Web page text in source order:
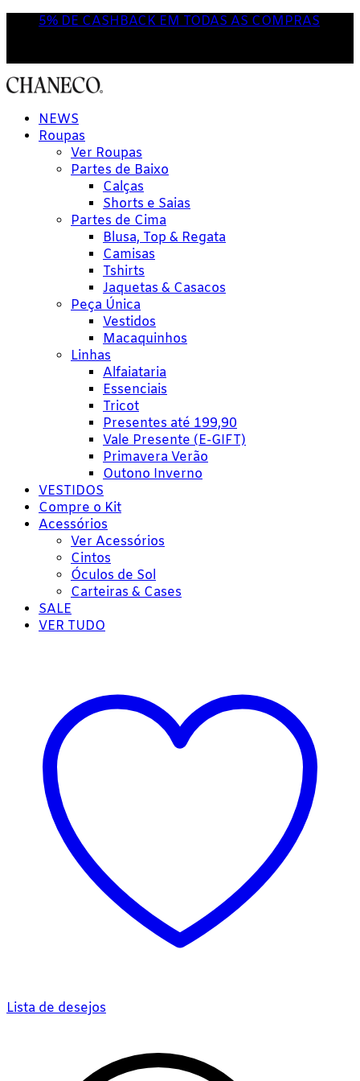
5% DE CASHBACK EM TODAS AS COMPRAS
NEWS
Roupas
Ver Roupas
Partes de Baixo
Calças
Shorts e Saias
Partes de Cima
Blusa, Top & Regata
Camisas
Tshirts
Jaquetas & Casacos
Peça Única
Vestidos
Macaquinhos
Linhas
Alfaiataria
Essenciais
Tricot
Presentes até 199,90
Vale Presente (E-GIFT)
Primavera Verão
Outono Inverno
VESTIDOS
Compre o Kit
Acessórios
Ver Acessórios
Cintos
Óculos de Sol
Carteiras & Cases
SALE
VER TUDO
Lista de desejos